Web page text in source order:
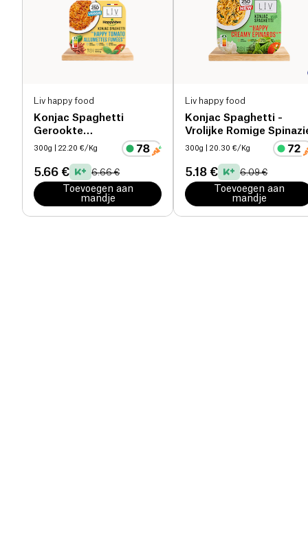
Liv happy food
Konjac Spaghetti
Gerookte
tomatenreepje
300g | 22.20 €/Kg
5.66 € 6.66 €
Toevoegen aan
mandje
Liv happy food
Konjac Spaghetti -
Vrolijke Romige
300g | 20.30 €/Kg
5.18 € 6.09 €
Toevoegen aan
mandje